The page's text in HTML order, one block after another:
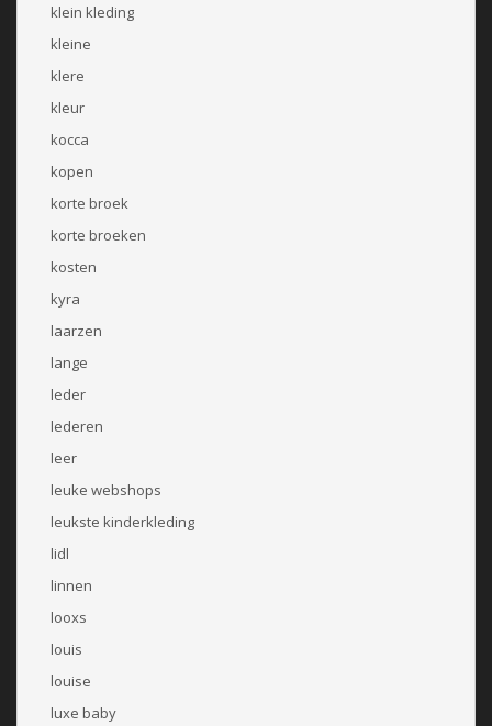
klein kleding
kleine
klere
kleur
kocca
kopen
korte broek
korte broeken
kosten
kyra
laarzen
lange
leder
lederen
leer
leuke webshops
leukste kinderkleding
lidl
linnen
looxs
louis
louise
luxe baby